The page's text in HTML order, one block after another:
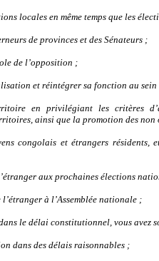
locales en même temps que les
de provinces et des Sénateurs ;
de l’opposition ;
et réintégrer sa fonction au
en privilégiant les critères
ainsi que la promotion des
congolais et étrangers résidents,
aux prochaines élections
à l’Assemblée nationale ;
le délai constitutionnel, vous avez
dans des délais raisonnables ;